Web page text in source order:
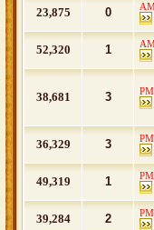
0
23,875
1
52,320
3
38,681
3
36,329
1
49,319
2
39,284